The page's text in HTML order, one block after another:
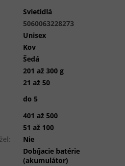
Svietidlá
5060063228273
Unisex
Kov
Šedá
201 až 300 g
21 až 50
do 5
401 až 500
51 až 100
:
Nie
Dobíjacie batérie
(akumulátor)